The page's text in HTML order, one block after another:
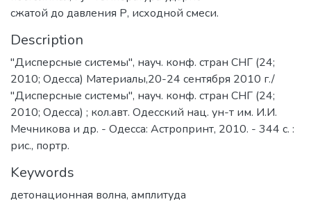
сжатой до давления Р, исходной смеси.
Description
"Дисперсные системы", науч. конф. стран СНГ (24;
2010; Одесса) Материалы,20-24 сентября 2010 г./
"Дисперсные системы", науч. конф. стран СНГ (24;
2010; Одесса) ; кол.авт. Одесский нац. ун-т им. И.И.
Мечникова и др. - Одесса: Астропринт, 2010. - 344 с. :
рис., портр.
Keywords
детонационная волна, амплитуда